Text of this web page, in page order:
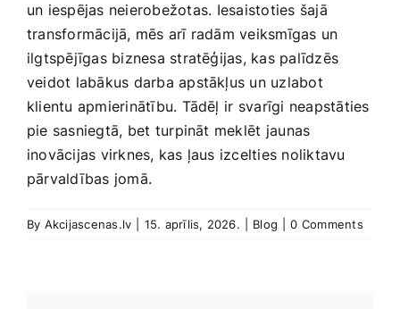
un iespējas neierobežotas. ⁤Iesaistoties šajā
transformācijā, mēs arī radām‌ veiksmīgas un
ilgtspējīgas biznesa stratēģijas, kas palīdzēs
veidot labākus darba apstākļus un uzlabot‍
klientu apmierinātību. Tādēļ ir ⁢svarīgi neapstāties⁢
pie‍ sasniegtā, ⁤bet turpināt‌ meklēt ⁣jaunas
inovācijas virknes, kas ļaus izcelties noliktavu
pārvaldības jomā.
By Akcijascenas.lv 15. aprīlis, 2026. Blog 0 Comments